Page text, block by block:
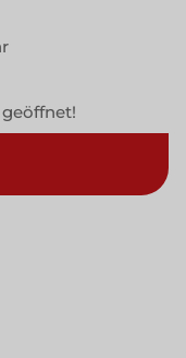
geöffnet!